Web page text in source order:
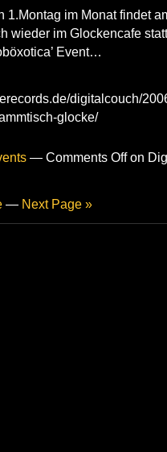
1.Montag im Monat findet
wieder im Glockencafe
Event…
digitalcouch/
glocke/
— Comments Offon
— Next Page »